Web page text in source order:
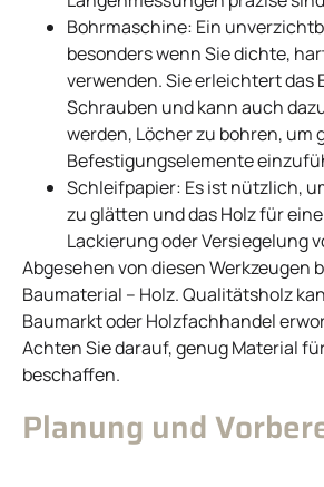
Bohrmaschine: Ein
besonders wenn Sie dichte,
verwenden. Sie erleichtert das
Schrauben und kann auch
werden, Löcher zu bohren, um
Befestigungselemente
Schleifpapier: Es ist nützlich,
zu glätten und das Holz für
Lackierung oder Versiegelung
Abgesehen von diesen Werkzeugen
Baumaterial – Holz. Qualitätsholz
Baumarkt oder Holzfachhandel
Achten Sie darauf, genug Material
beschaffen.
Planung und